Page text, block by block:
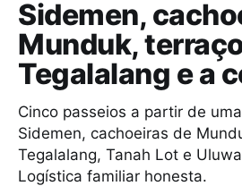
Sidemen,
Munduk,
Tegalalang e a
Cinco passeios a partir de
Sidemen, cachoeiras de
Tegalalang, Tanah Lot e
Logística familiar honesta.